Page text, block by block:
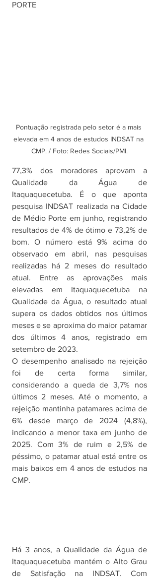
PORTE
Pontuação registrada pelo setor é a mais
elevada em 4 anos de estudos INDSAT na
CMP. / Foto: Redes Sociais/PMI.
77,3% dos moradores aprovam a
Qualidade da Água de
Itaquaquecetuba. É o que aponta
pesquisa INDSAT realizada na Cidade
de Médio Porte em junho, registrando
resultados de 4% de ótimo e 73,2% de
bom. O número está 9% acima do
observado em abril, nas pesquisas
realizadas há 2 meses do resultado
atual. Entre as aprovações mais
elevadas em Itaquaquecetuba na
Qualidade da Água, o resultado atual
supera os dados obtidos nos últimos
meses e se aproxima do maior patamar
dos últimos 4 anos, registrado em
setembro de 2023.
O desempenho analisado na rejeição
foi de certa forma similar,
considerando a queda de 3,7% nos
últimos 2 meses. Até o momento, a
rejeição mantinha patamares acima de
6% desde março de 2024 (4,8%),
indicando a menor taxa em junho de
2025. Com 3% de ruim e 2,5% de
péssimo, o patamar atual está entre os
mais baixos em 4 anos de estudos na
CMP.
Há 3 anos, a Qualidade da Água de
Itaquaquecetuba mantém o Alto Grau
de Satisfação na INDSAT. Com